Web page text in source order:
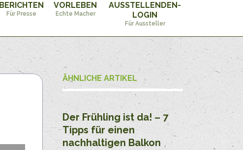
BERICHTEN
Für Presse
VORLEBEN
Echte Macher
AUSSTELLENDEN-
LOGIN
Für Aussteller
ÄHNLICHE ARTIKEL
Der Frühling ist da! – 7
Tipps für einen
nachhaltigen Balkon